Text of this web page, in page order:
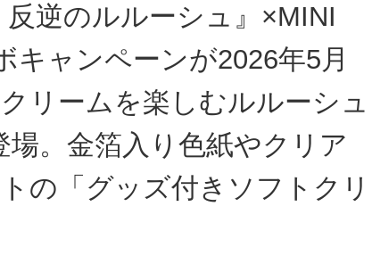
逆のルルーシュ』×MINI
キャンペーンが2026年5月
リームを楽しむルルーシュ
。金箔入り色紙やクリア
の「グッズ付きソフトクリ